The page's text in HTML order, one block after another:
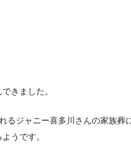
きました。
るジャニー喜多川さんの家族葬
うです。